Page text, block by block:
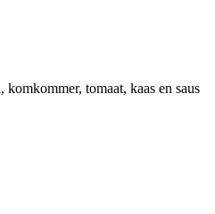
tomaat, kaas en saus